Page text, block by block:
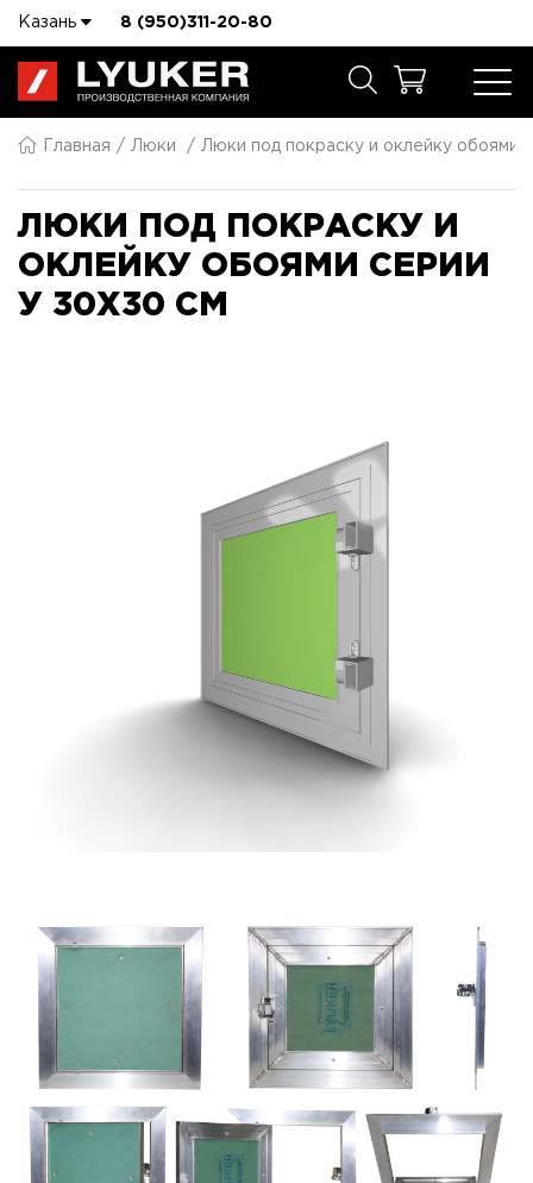
Казань 8 (950)311-20-80
Главная Люки Люки под покраску и оклейку обоями
ЛЮКИ ПОД ПОКРАСКУ И
ОКЛЕЙКУ ОБОЯМИ СЕРИИ
У 30X30 СМ